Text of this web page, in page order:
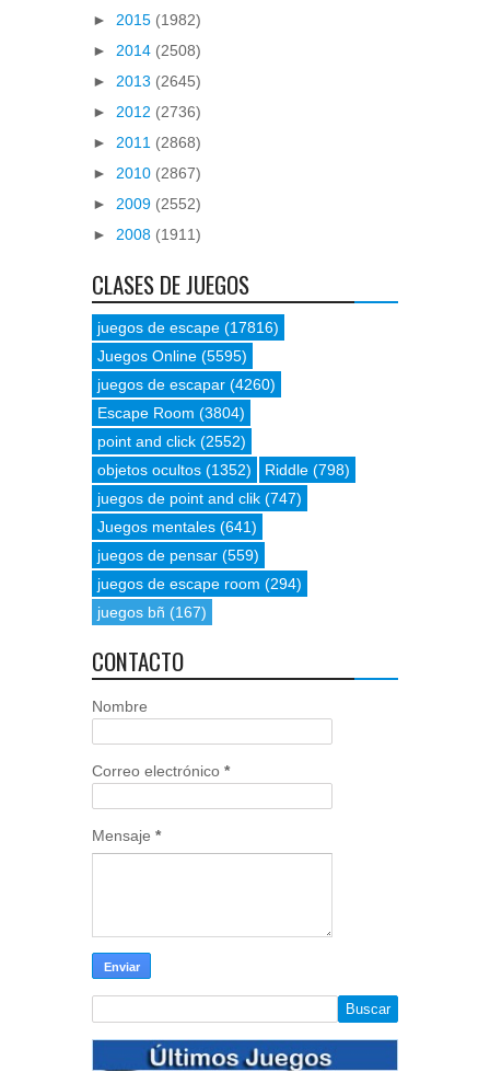
► 2015 (1982)
► 2014 (2508)
► 2013 (2645)
► 2012 (2736)
► 2011 (2868)
► 2010 (2867)
► 2009 (2552)
► 2008 (1911)
CLASES DE JUEGOS
juegos de escape (17816)
Juegos Online (5595)
juegos de escapar (4260)
Escape Room (3804)
point and click (2552)
objetos ocultos (1352) Riddle (798)
juegos de point and clik (747)
Juegos mentales (641)
juegos de pensar (559)
juegos de escape room (294)
juegos bñ (167)
CONTACTO
Nombre
Correo electrónico *
Mensaje *